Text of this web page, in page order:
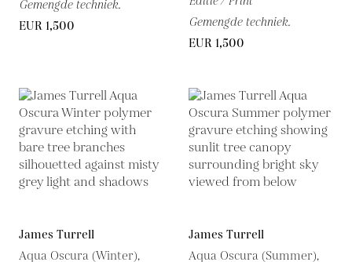
Gemengde techniek.
EUR 1,500
Gemengde techniek.
EUR 1,500
James Turrell
Aqua Oscura (Winter),
James Turrell
Aqua Oscura (Summer),